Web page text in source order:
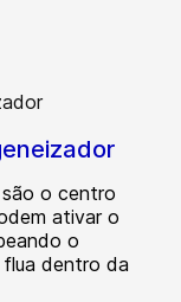
o centro
ativar o
o
dentro da